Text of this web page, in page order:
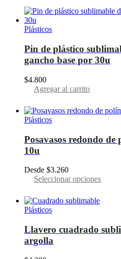
Plásticos
Pin de plástico
gancho base por 30u
$4.800
Agregar al carrito
Plásticos
Posavasos redondo
10u
Desde $3.260
Seleccionar opciones
Las
Plásticos
Llavero cuadrado
argolla